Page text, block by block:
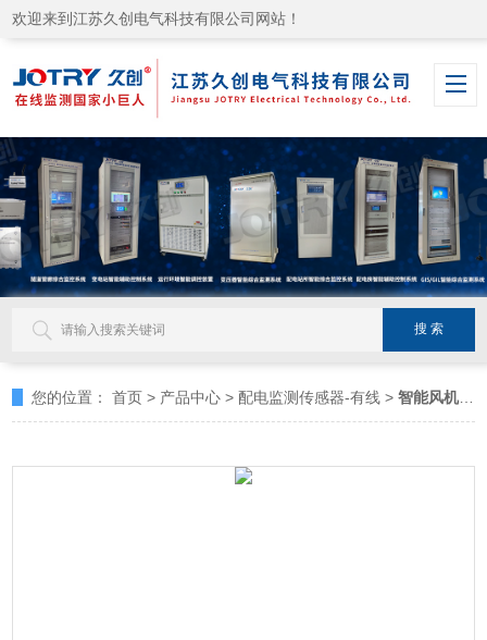
欢迎来到江苏久创电气科技有限公司网站！
您的位置： 首页 > 产品中心 >配电监测传感器-有线 >智能风机控制单元